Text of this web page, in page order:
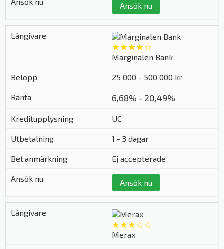
Ansök nu
★★★★☆
Marginalen Bank
25 000 - 500 000 kr
6,68% - 20,49%
UC
1 - 3 dagar
Ej accepterade
Ansök nu
★★★☆☆
Merax